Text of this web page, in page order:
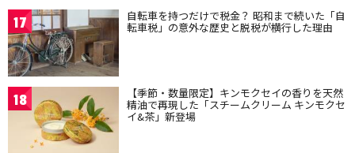
17 自転車を持つだけで税金？ 昭和まで続いた「自
転車税」の意外な歴史と脱税が横行した理由
18 【季節・数量限定】キンモクセイの香りを天然
精油で再現した「スチームクリーム キンモクセ
イ&茶」新登場